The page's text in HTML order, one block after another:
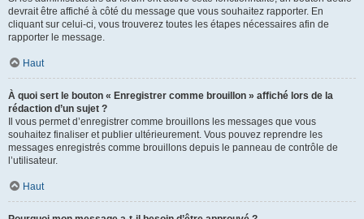
devrait être affiché à côté du message que vous souhaitez rapporter. En
cliquant sur celui-ci, vous trouverez toutes les étapes nécessaires afin de
rapporter le message.
Haut
À quoi sert le bouton « Enregistrer comme brouillon » affiché lors de la
rédaction d’un sujet ?
Il vous permet d’enregistrer comme brouillons les messages que vous
souhaitez finaliser et publier ultérieurement. Vous pouvez reprendre les
messages enregistrés comme brouillons depuis le panneau de contrôle de
l’utilisateur.
Haut